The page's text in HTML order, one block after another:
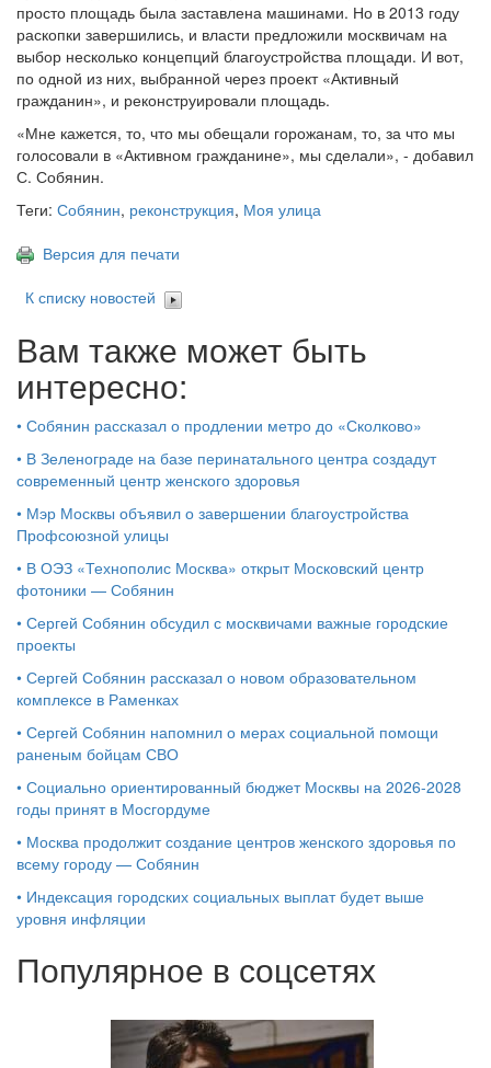
просто площадь была заставлена машинами. Но в 2013 году
раскопки завершились, и власти предложили москвичам на
выбор несколько концепций благоустройства площади. И вот,
по одной из них, выбранной через проект «Активный
гражданин», и реконструировали площадь.
«Мне кажется, то, что мы обещали горожанам, то, за что мы
голосовали в «Активном гражданине», мы сделали», - добавил
С. Собянин.
Теги: Собянин, реконструкция, Моя улица
Версия для печати
К списку новостей
Вам также может быть
интересно:
• Собянин рассказал о продлении метро до «Сколково»
• В Зеленограде на базе перинатального центра создадут
современный центр женского здоровья
• Мэр Москвы объявил о завершении благоустройства
Профсоюзной улицы
• В ОЭЗ «Технополис Москва» открыт Московский центр
фотоники — Собянин
• Сергей Собянин обсудил с москвичами важные городские
проекты
• Сергей Собянин рассказал о новом образовательном
комплексе в Раменках
• Сергей Собянин напомнил о мерах социальной помощи
раненым бойцам СВО
• Социально ориентированный бюджет Москвы на 2026-2028
годы принят в Мосгордуме
• Москва продолжит создание центров женского здоровья по
всему городу — Собянин
• Индексация городских социальных выплат будет выше
уровня инфляции
Популярное в соцсетях